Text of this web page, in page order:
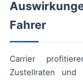
Fahrer
Carrier
Zustellraten und